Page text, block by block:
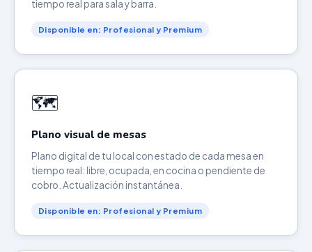
tiempo real para sala y barra.
Disponible en: Profesional y Premium
🗺️
Plano visual de mesas
Plano digital de tu local con estado de cada mesa en
tiempo real: libre, ocupada, en cocina o pendiente de
cobro. Actualización instantánea.
Disponible en: Profesional y Premium